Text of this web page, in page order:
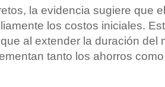
la evidencia sugiere que
los costos iniciales.
al extender la duración del
tanto los ahorros